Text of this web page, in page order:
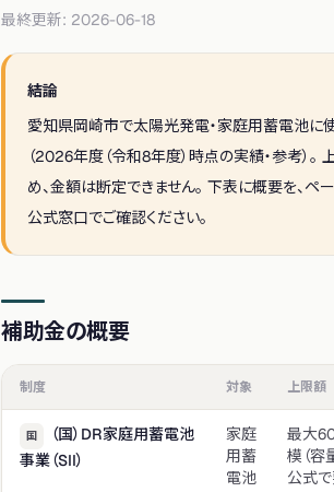
最終更新: 2026-06-18
結論
愛知県岡崎市で太陽光発電・家庭用蓄電池に
（2026年度（令和8年度） 時点の実績・参考）
め、金額は断定できません。 下表に概要を、
公式窓口でご確認ください。
補助金の概要
制度 対象 上限額
国
（国）DR家庭用蓄電池
事業（SII）
家庭
用蓄
電池
最大
模（容
公式で